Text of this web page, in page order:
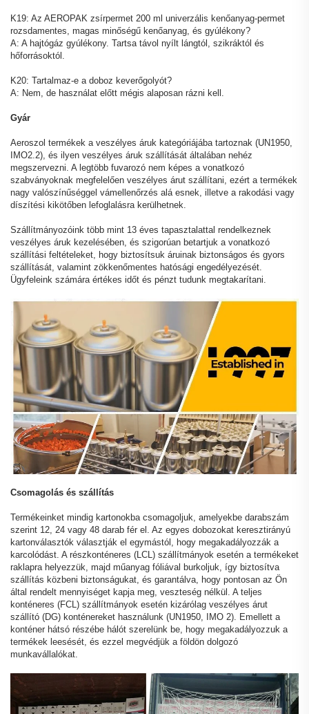
K19: Az AEROPAK zsírpermet 200 ml univerzális kenőanyag-permet
rozsdamentes, magas minőségű kenőanyag, és gyúlékony?
A: A hajtógáz gyúlékony. Tartsa távol nyílt lángtól, szikráktól és
hőforrásoktól.
K20: Tartalmaz-e a doboz keverőgolyót?
A: Nem, de használat előtt mégis alaposan rázni kell.
Gyár
Aeroszol termékek a veszélyes áruk kategóriájába tartoznak (UN1950,
IMO2.2), és ilyen veszélyes áruk szállítását általában nehéz
megszervezni. A legtöbb fuvarozó nem képes a vonatkozó
szabványoknak megfelelően veszélyes árut szállítani, ezért a termékek
nagy valószínűséggel vámellenőrzés alá esnek, illetve a rakodási vagy
díszítési kikötőben lefoglalásra kerülhetnek.
Szállítmányozóink több mint 13 éves tapasztalattal rendelkeznek
veszélyes áruk kezelésében, és szigorúan betartjuk a vonatkozó
szállítási feltételeket, hogy biztosítsuk áruinak biztonságos és gyors
szállítását, valamint zökkenőmentes hatósági engedélyezését.
Ügyfeleink számára értékes időt és pénzt tudunk megtakarítani.
Csomagolás és szállítás
Termékeinket mindig kartonokba csomagoljuk, amelyekbe darabszám
szerint 12, 24 vagy 48 darab fér el. Az egyes dobozokat keresztirányú
kartonválasztók választják el egymástól, hogy megakadályozzák a
karcolódást. A részkonténeres (LCL) szállítmányok esetén a termékeket
raklapra helyezzük, majd műanyag fóliával burkoljuk, így biztosítva
szállítás közbeni biztonságukat, és garantálva, hogy pontosan az Ön
által rendelt mennyiséget kapja meg, veszteség nélkül. A teljes
konténeres (FCL) szállítmányok esetén kizárólag veszélyes árut
szállító (DG) konténereket használunk (UN1950, IMO 2). Emellett a
konténer hátsó részébe hálót szerelünk be, hogy megakadályozzuk a
termékek leesését, és ezzel megvédjük a földön dolgozó
munkavállalókat.